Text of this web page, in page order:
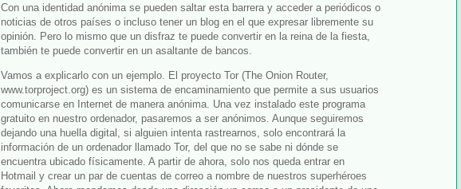
Con una identidad anónima se pueden saltar esta barrera y acceder a periódicos o
noticias de otros países o incluso tener un blog en el que expresar libremente su
opinión. Pero lo mismo que un disfraz te puede convertir en la reina de la fiesta,
también te puede convertir en un asaltante de bancos.
Vamos a explicarlo con un ejemplo. El proyecto Tor (The Onion Router,
www.torproject.org) es un sistema de encaminamiento que permite a sus usuarios
comunicarse en Internet de manera anónima. Una vez instalado este programa
gratuito en nuestro ordenador, pasaremos a ser anónimos. Aunque seguiremos
dejando una huella digital, si alguien intenta rastrearnos, solo encontrará la
información de un ordenador llamado Tor, del que no se sabe ni dónde se
encuentra ubicado físicamente. A partir de ahora, solo nos queda entrar en
Hotmail y crear un par de cuentas de correo a nombre de nuestros superhéroes